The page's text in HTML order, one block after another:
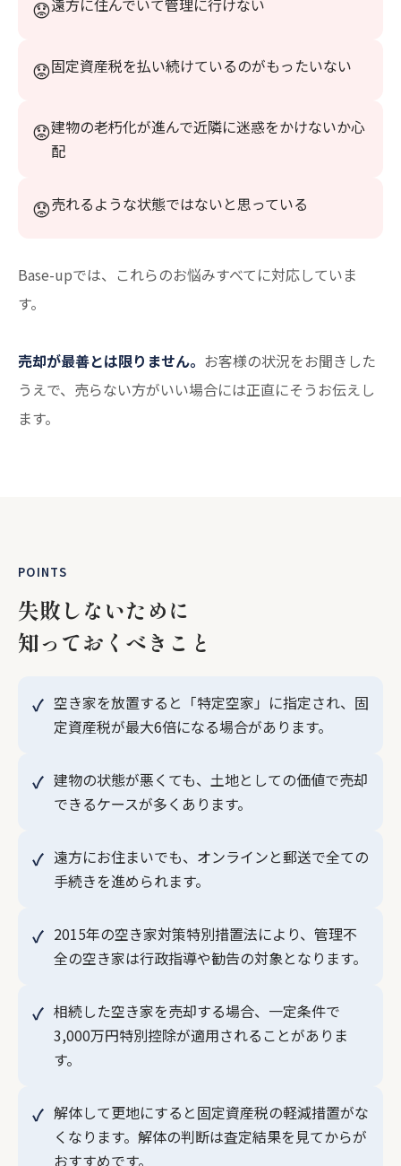
遠方に住んでいて管理に行けない
固定資産税を払い続けているのがもったいない
建物の老朽化が進んで近隣に迷惑をかけないか心
配
売れるような状態ではないと思っている
Base-upでは、これらのお悩みすべてに対応していま
す。
売却が最善とは限りません。 お客様の状況をお聞きした
うえで、売らない方がいい場合には正直にそうお伝えし
ます。
POINTS
失敗しないために
知っておくべきこと
空き家を放置すると「特定空家」に指定され、固
定資産税が最大6倍になる場合があります。
建物の状態が悪くても、土地としての価値で売却
できるケースが多くあります。
遠方にお住まいでも、オンラインと郵送で全ての
手続きを進められます。
2015年の空き家対策特別措置法により、管理不
全の空き家は行政指導や勧告の対象となります。
相続した空き家を売却する場合、一定条件で
3,000万円特別控除が適用されることがありま
す。
解体して更地にすると固定資産税の軽減措置がな
くなります。解体の判断は査定結果を見てからが
おすすめです。